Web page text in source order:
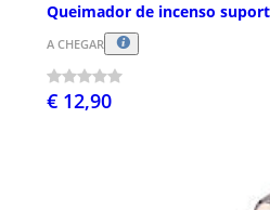
Queimador de incenso
A CHEGAR
€ 12,90